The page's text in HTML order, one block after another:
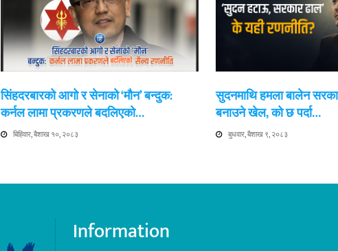
सिंहदरबारको आगो र सेनाको ‘मौन’ बन्दुक:
कर्नल लामा प्रकरणले बदलिएको…
बिहिवार, बैशाख १०, २०८३
सुदनमाथि हमला बालेन
बनाउने खेल, को छ पर्दा…
बुधवार, बैशाख ९, २०८३
Information